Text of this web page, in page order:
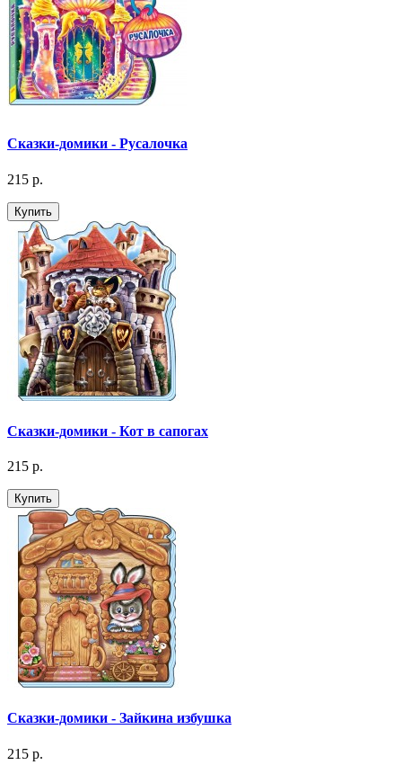
Сказки-домики - Русалочка
215 р.
Купить
Сказки-домики - Кот в сапогах
215 р.
Купить
Сказки-домики - Зайкина избушка
215 р.